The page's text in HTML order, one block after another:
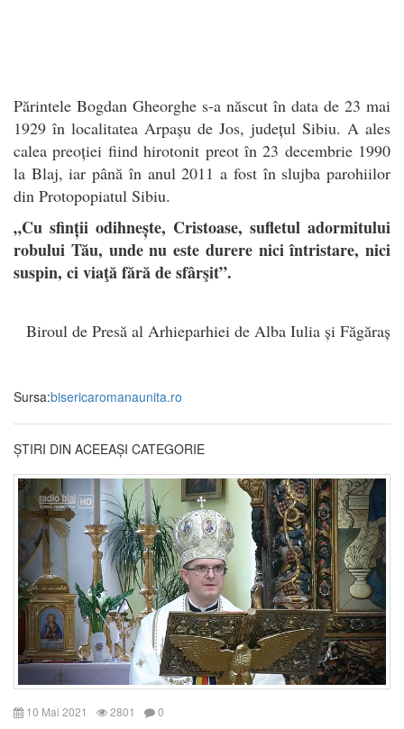
Părintele Bogdan Gheorghe s-a născut în data de 23 mai
1929 în localitatea Arpașu de Jos, județul Sibiu. A ales
calea preoției fiind hirotonit preot în 23 decembrie 1990
la Blaj, iar până în anul 2011 a fost în slujba parohiilor
din Protopopiatul Sibiu.
„Cu sfinții odihnește, Cristoase, sufletul adormitului
robului Tău, unde nu este durere nici întristare, nici
suspin, ci viaţă fără de sfârşit”.
Biroul de Presă al Arhieparhiei de Alba Iulia și Făgăraș
Sursa:bisericaromanaunita.ro
ȘTIRI DIN ACEEAȘI CATEGORIE
10 Mai 2021 2801 0